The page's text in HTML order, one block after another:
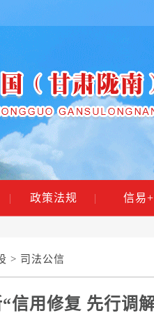
| 政策法规 | 信易+
> 司法公信
信用修复 先行调